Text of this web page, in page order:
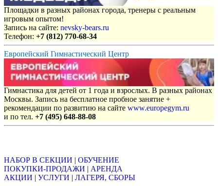
Площадки в разных районах города, тренеры с реальным
игровым опытом!
Запись на сайте: nevsky-bears.ru
Телефон: +7 (812) 770-68-34
Европейский Гимнастический Центр
Гимнастика для детей от 1 года и взрослых. В разных районах
Москвы. Запись на бесплатное пробное занятие +
рекомендации по развитию на сайте www.europegym.ru
и по тел. +7 (495) 648-88-08
НАБОР В СЕКЦИИ | ОБУЧЕНИЕ
ПОКУПКИ-ПРОДАЖИ | АРЕНДА
АКЦИИ | УСЛУГИ | ЛАГЕРЯ, СБОРЫ